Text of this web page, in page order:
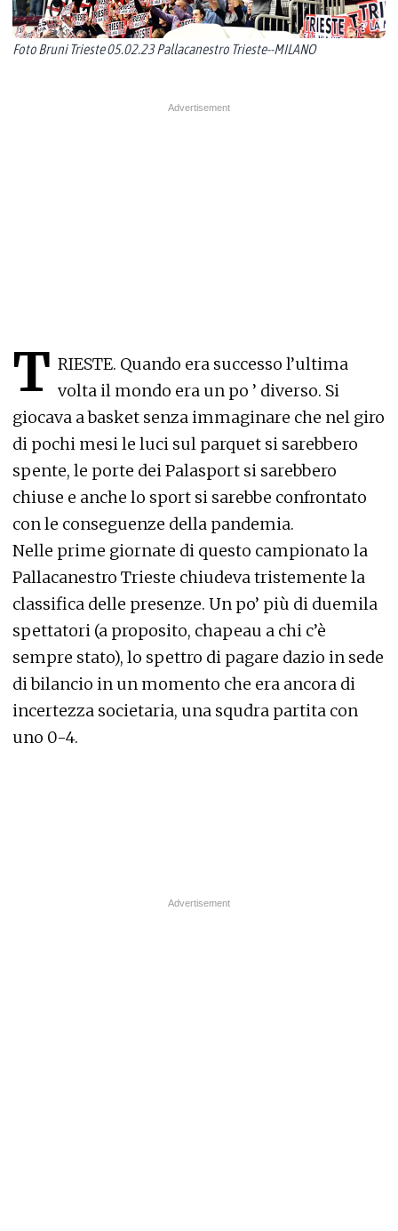
Foto Bruni Trieste 05.02.23 Pallacanestro Trieste--MILANO
T RIESTE. Quando era successo l’ultima
volta il mondo era un po ’ diverso. Si
giocava a basket senza immaginare che nel giro
di pochi mesi le luci sul parquet si sarebbero
spente, le porte dei Palasport si sarebbero
chiuse e anche lo sport si sarebbe confrontato
con le conseguenze della pandemia.
Nelle prime giornate di questo campionato la
Pallacanestro Trieste chiudeva tristemente la
classifica delle presenze. Un po’ più di duemila
spettatori (a proposito, chapeau a chi c’è
sempre stato), lo spettro di pagare dazio in sede
di bilancio in un momento che era ancora di
incertezza societaria, una squdra partita con
uno 0-4.